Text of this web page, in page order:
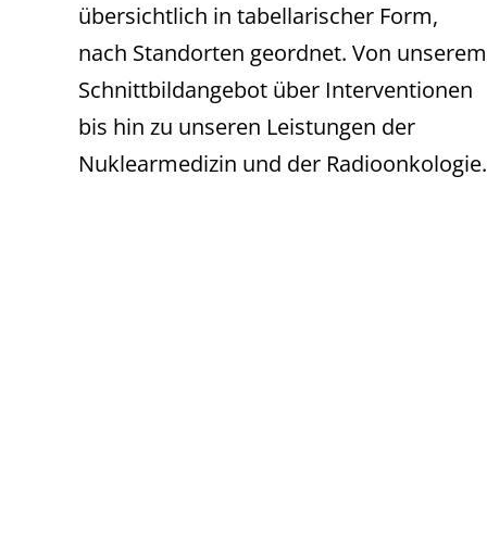
übersichtlich in tabellarischer Form,
nach Standorten geordnet. Von unserem
Schnittbildangebot über Interventionen
bis hin zu unseren Leistungen der
Nuklearmedizin und der Radioonkologie.